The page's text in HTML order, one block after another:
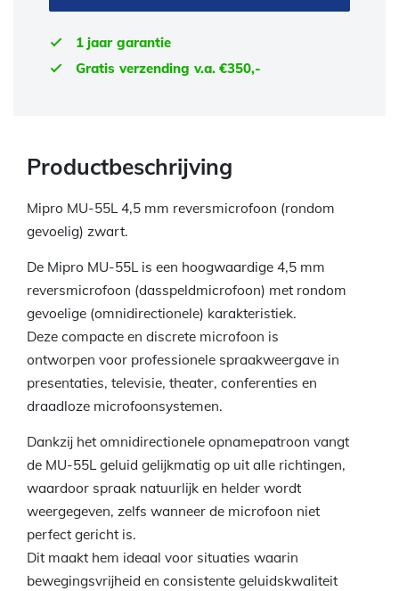
1 jaar garantie
Gratis verzending v.a. €350,-
Productbeschrijving
Mipro MU-55L 4,5 mm reversmicrofoon (rondom
gevoelig) zwart.
De Mipro MU-55L is een hoogwaardige 4,5 mm
reversmicrofoon (dasspeldmicrofoon) met rondom
gevoelige (omnidirectionele) karakteristiek.
Deze compacte en discrete microfoon is
ontworpen voor professionele spraakweergave in
presentaties, televisie, theater, conferenties en
draadloze microfoonsystemen.
Dankzij het omnidirectionele opnamepatroon vangt
de MU-55L geluid gelijkmatig op uit alle richtingen,
waardoor spraak natuurlijk en helder wordt
weergegeven, zelfs wanneer de microfoon niet
perfect gericht is.
Dit maakt hem ideaal voor situaties waarin
bewegingsvrijheid en consistente geluidskwaliteit